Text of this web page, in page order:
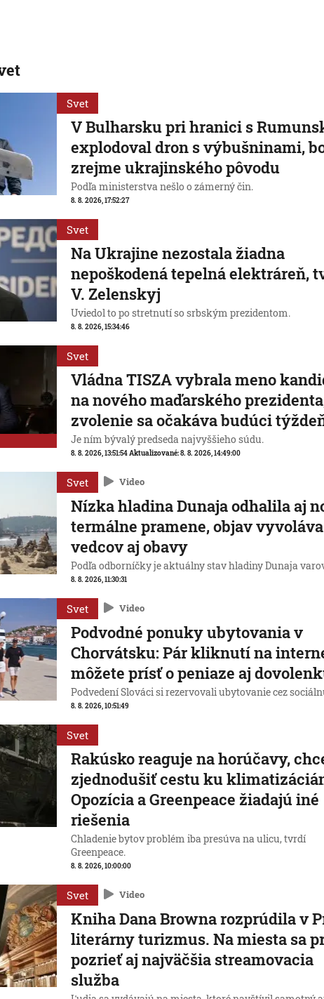
Svet
V Bulharsku pri hranici s
explodoval dron s výbušninami,
zrejme ukrajinského pôvodu
Podľa ministerstva nešlo o zámerný čin.
8. 8. 2026, 17:52:27
Svet
Na Ukrajine nezostala žiadna
nepoškodená tepelná elektráreň,
V. Zelenskyj
Uviedol to po stretnutí so srbským prezidentom.
8. 8. 2026, 15:34:46
Svet
Vládna TISZA vybrala meno
na nového maďarského
zvolenie sa očakáva budúci
Je ním bývalý predseda najvyššieho súdu.
8. 8. 2026, 13:51:54Aktualizované:8. 8. 2026, 14:49:00
Svet Video
Nízka hladina Dunaja odhalila aj
termálne pramene, objav
vedcov aj obavy
Podľa odborníčky je aktuálny stav hladiny Dunaja
8. 8. 2026, 11:30:31
Svet Video
Podvodné ponuky ubytovania v
Chorvátsku: Pár kliknutí na
môžete prísť o peniaze aj
Podvedení Slováci si rezervovali ubytovanie cez
8. 8. 2026, 10:51:49
Svet
Rakúsko reaguje na horúčavy,
zjednodušiť cestu ku
Opozícia a Greenpeace žiadajú iné
riešenia
Chladenie bytov problém iba presúva na ulicu, tvrdí
Greenpeace.
8. 8. 2026, 10:00:00
Svet Video
Kniha Dana Browna rozprúdila v
literárny turizmus. Na miesta sa
pozrieť aj najväčšia streamovacia
služba